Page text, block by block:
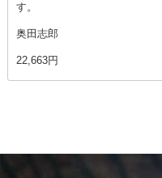
す。
奥田志郎
22,663円